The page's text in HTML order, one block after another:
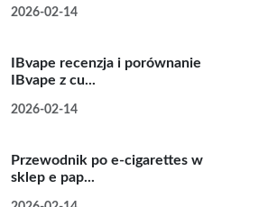
2026-02-14
IBvape recenzja i porównanie
IBvape z cu...
2026-02-14
Przewodnik po e-cigarettes w
sklep e pap...